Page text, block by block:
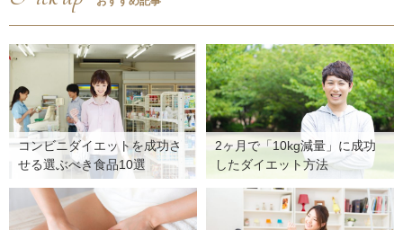
コンビニダイエットを成功さ
せる選ぶべき食品10選
2ヶ月で「10kg減量」に成功
したダイエット方法